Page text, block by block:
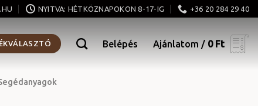
NYITVA: HÉTKÖZNAPOKON 8-17-IG +36 20 284 29 40
Belépés Ajánlatom / 0 Ft